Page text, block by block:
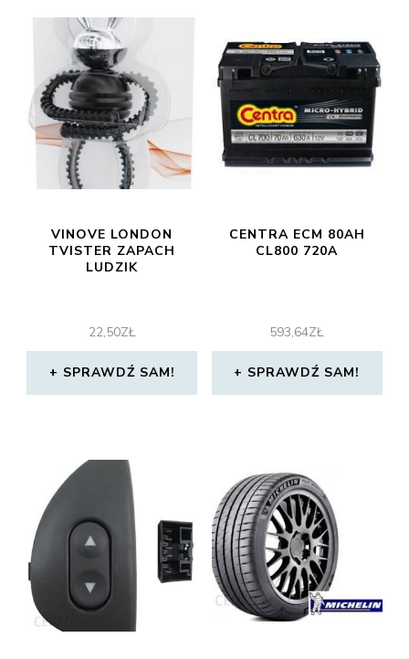
VINOVE LONDON
TVISTER ZAPACH
LUDZIK
22,50ZŁ
SPRAWDŹ SAM!
CENTRA ECM 80AH
CL800 720A
593,64ZŁ
SPRAWDŹ SAM!